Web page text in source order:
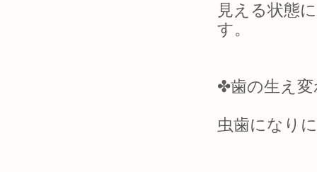
見える状態
す。
✤歯の生え変
虫歯になり